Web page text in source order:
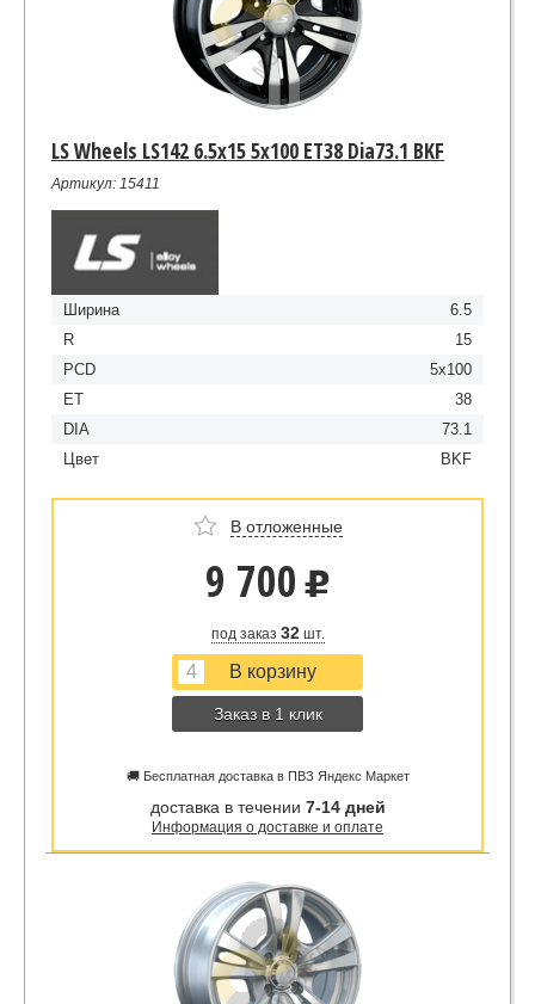
LS Wheels LS142 6.5x15 5x100 ET38 Dia73.1 BKF
Артикул: 15411
Ширина
6.5
R
15
PCD
5x100
ET
38
DIA
73.1
Цвет
BKF
В отложенные
9 700 u
под заказ 32шт.
Заказ в 1 клик
🚚 Бесплатная доставка в ПВЗ Яндекс Маркет
доставка в течении 7-14 дней
Информация о доставке и оплате